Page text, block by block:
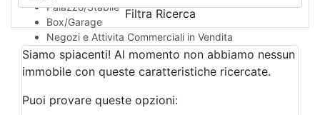
Palazzo/Stabile
Box/Garage
Negozi e Attivita Commerciali in Vendita
Qualsiasi
Attività/Licenza Commerciale
Azienda Agricola
Bar/Ristorante
Filtra Ricerca
Siamo spiacenti! Al momento non abbiamo nessun
immobile con queste caratteristiche ricercate.
Puoi provare queste opzioni: